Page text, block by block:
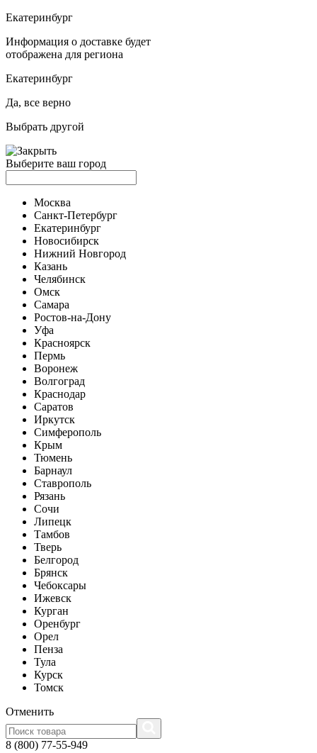
Екатеринбург
Информация о доставке будет
отображена для региона
Екатеринбург
Да, все верно
Выбрать другой
Выберите ваш город
Москва
Санкт-Петербург
Екатеринбург
Новосибирск
Нижний Новгород
Казань
Челябинск
Омск
Самара
Ростов-на-Дону
Уфа
Красноярск
Пермь
Воронеж
Волгоград
Краснодар
Саратов
Иркутск
Симферополь
Крым
Тюмень
Барнаул
Ставрополь
Рязань
Сочи
Липецк
Тамбов
Тверь
Белгород
Брянск
Чебоксары
Ижевск
Курган
Оренбург
Орел
Пенза
Тула
Курск
Томск
Отменить
8 (800) 77-55-949